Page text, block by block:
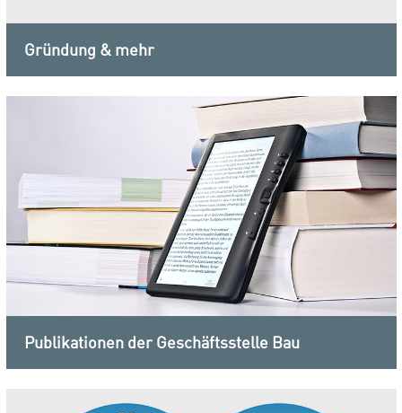
Gründung & mehr
Publikationen der Geschäftsstelle Bau